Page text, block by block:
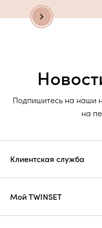
Подпишитесь на наши
на
Клиентская служба
Мой TWINSET